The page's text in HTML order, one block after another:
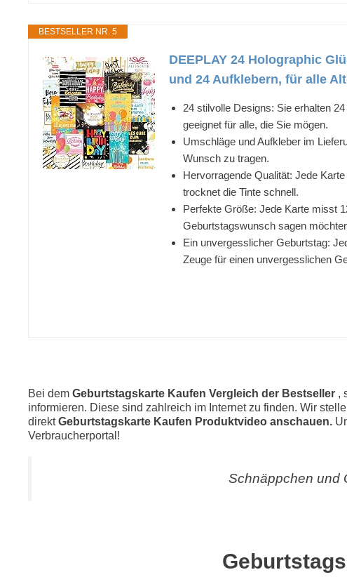
BESTSELLER NR. 5
DEEPLAY 24 Holographic
und 24 Aufklebern, für alle
24 stilvolle Designs: Sie erhalten
geeignet für alle, die Sie mögen.
Umschläge und Aufkleber im
Wunsch zu tragen.
Hervorragende Qualität: Jede
trocknet die Tinte schnell.
Perfekte Größe: Jede Karte misst
Geburtstagswunsch sagen
Ein unvergesslicher Geburtstag:
Zeuge für einen unvergesslichen
Bei dem Geburtstagskarte Kaufen Vergleich der Bestseller ,
informieren. Diese sind zahlreich im Internet zu finden. Wir
direktGeburtstagskarte Kaufen Produktvideo anschauen.
Verbraucherportal!
Schnäppchen und